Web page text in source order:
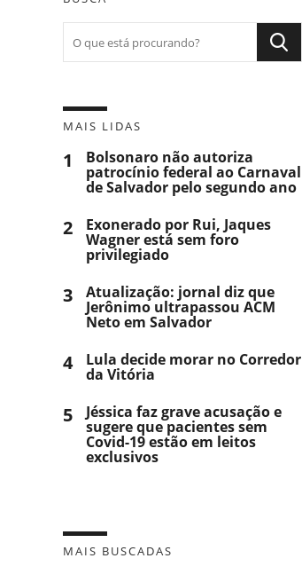
MAIS LIDAS
1 Bolsonaro não autoriza
patrocínio federal ao Carnaval
de Salvador pelo segundo ano
2 Exonerado por Rui, Jaques
Wagner está sem foro
privilegiado
3 Atualização: jornal diz que
Jerônimo ultrapassou ACM
Neto em Salvador
4 Lula decide morar no Corredor
da Vitória
5 Jéssica faz grave acusação e
sugere que pacientes sem
Covid-19 estão em leitos
exclusivos
MAIS BUSCADAS